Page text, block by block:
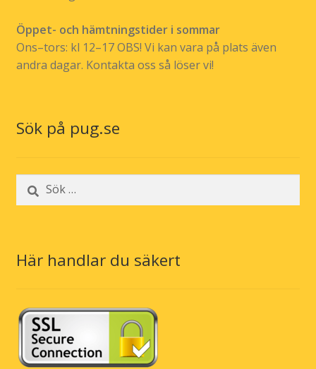
Öppet- och hämtningstider i sommar
Ons–tors: kl 12–17 OBS! Vi kan vara på plats även
andra dagar. Kontakta oss så löser vi!
Sök på pug.se
Sök
efter:
Här handlar du säkert